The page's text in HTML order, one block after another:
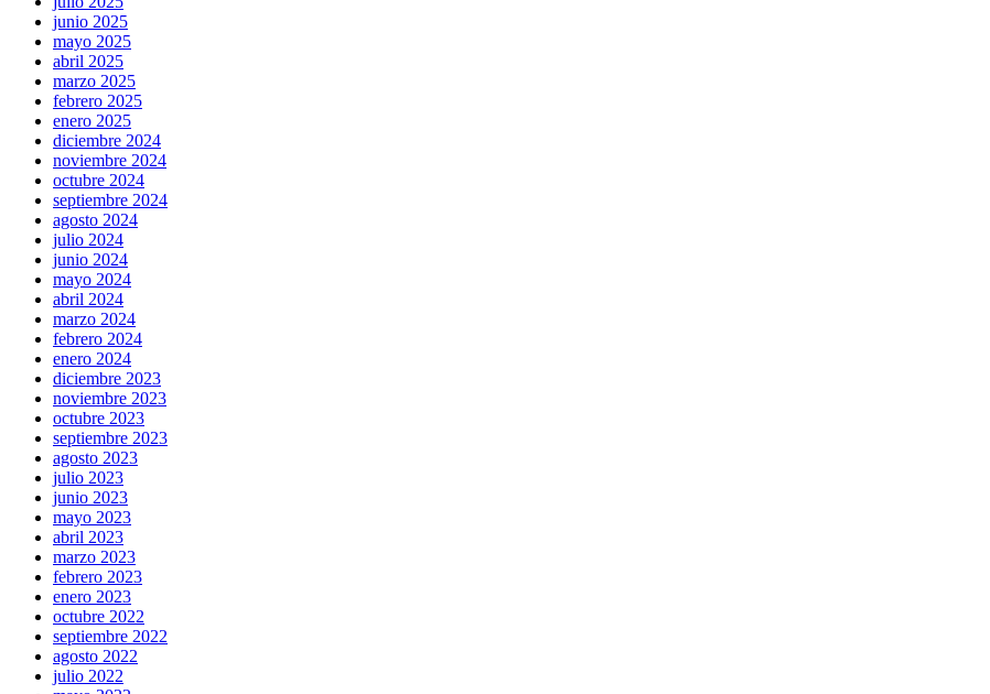
junio 2025
mayo 2025
abril 2025
marzo 2025
febrero 2025
enero 2025
diciembre 2024
noviembre 2024
octubre 2024
septiembre 2024
agosto 2024
julio 2024
junio 2024
mayo 2024
abril 2024
marzo 2024
febrero 2024
enero 2024
diciembre 2023
noviembre 2023
octubre 2023
septiembre 2023
agosto 2023
julio 2023
junio 2023
mayo 2023
abril 2023
marzo 2023
febrero 2023
enero 2023
octubre 2022
septiembre 2022
agosto 2022
julio 2022